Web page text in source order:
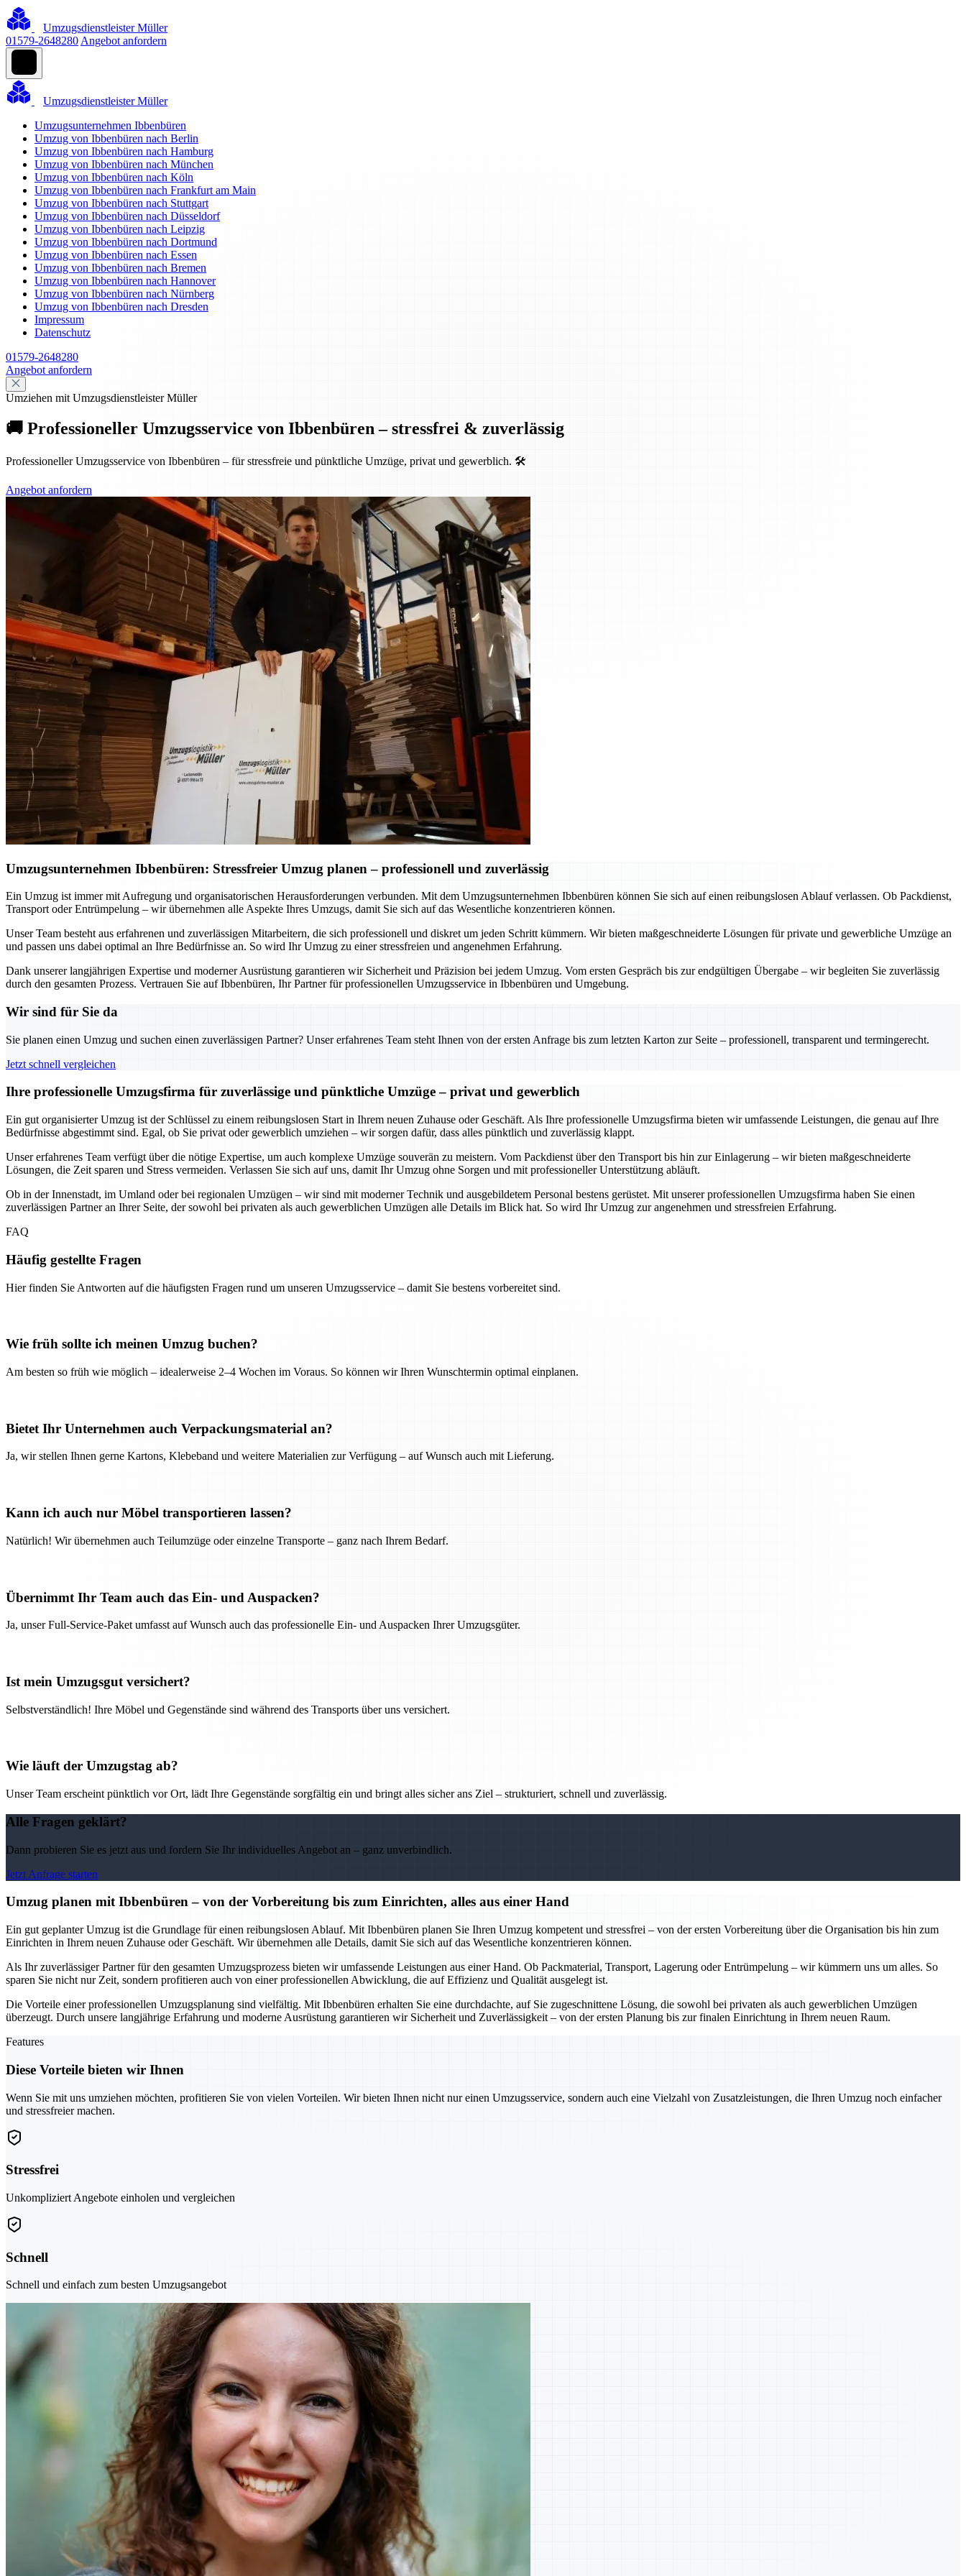
Umzugsdienstleister Müller
01579-2648280 Angebot anfordern
Umzugsdienstleister Müller
Umzugsunternehmen Ibbenbüren
Umzug von Ibbenbüren nach Berlin
Umzug von Ibbenbüren nach Hamburg
Umzug von Ibbenbüren nach München
Umzug von Ibbenbüren nach Köln
Umzug von Ibbenbüren nach Frankfurt am Main
Umzug von Ibbenbüren nach Stuttgart
Umzug von Ibbenbüren nach Düsseldorf
Umzug von Ibbenbüren nach Leipzig
Umzug von Ibbenbüren nach Dortmund
Umzug von Ibbenbüren nach Essen
Umzug von Ibbenbüren nach Bremen
Umzug von Ibbenbüren nach Hannover
Umzug von Ibbenbüren nach Nürnberg
Umzug von Ibbenbüren nach Dresden
Impressum
Datenschutz
01579-2648280
Angebot anfordern
Umziehen mit Umzugsdienstleister Müller
🚚 Professioneller Umzugsservice von Ibbenbüren – stressfrei & zuverlässig
Professioneller Umzugsservice von Ibbenbüren – für stressfreie und pünktliche Umzüge, privat und gewerblich. 🛠️
Angebot anfordern
Umzugsunternehmen Ibbenbüren: Stressfreier Umzug planen – professionell und zuverlässig
Ein Umzug ist immer mit Aufregung und organisatorischen Herausforderungen verbunden. Mit dem Umzugsunternehmen Ibbenbüren können Sie sich auf einen reibungslosen Ablauf verlassen. Ob Packdienst,
Transport oder Entrümpelung – wir übernehmen alle Aspekte Ihres Umzugs, damit Sie sich auf das Wesentliche konzentrieren können.
Unser Team besteht aus erfahrenen und zuverlässigen Mitarbeitern, die sich professionell und diskret um jeden Schritt kümmern. Wir bieten maßgeschneiderte Lösungen für private und gewerbliche Umzüge an
und passen uns dabei optimal an Ihre Bedürfnisse an. So wird Ihr Umzug zu einer stressfreien und angenehmen Erfahrung.
Dank unserer langjährigen Expertise und moderner Ausrüstung garantieren wir Sicherheit und Präzision bei jedem Umzug. Vom ersten Gespräch bis zur endgültigen Übergabe – wir begleiten Sie zuverlässig
durch den gesamten Prozess. Vertrauen Sie auf Ibbenbüren, Ihr Partner für professionellen Umzugsservice in Ibbenbüren und Umgebung.
Wir sind für Sie da
Sie planen einen Umzug und suchen einen zuverlässigen Partner? Unser erfahrenes Team steht Ihnen von der ersten Anfrage bis zum letzten Karton zur Seite – professionell, transparent und termingerecht.
Jetzt schnell vergleichen
Ihre professionelle Umzugsfirma für zuverlässige und pünktliche Umzüge – privat und gewerblich
Ein gut organisierter Umzug ist der Schlüssel zu einem reibungslosen Start in Ihrem neuen Zuhause oder Geschäft. Als Ihre professionelle Umzugsfirma bieten wir umfassende Leistungen, die genau auf Ihre
Bedürfnisse abgestimmt sind. Egal, ob Sie privat oder gewerblich umziehen – wir sorgen dafür, dass alles pünktlich und zuverlässig klappt.
Unser erfahrenes Team verfügt über die nötige Expertise, um auch komplexe Umzüge souverän zu meistern. Vom Packdienst über den Transport bis hin zur Einlagerung – wir bieten maßgeschneiderte
Lösungen, die Zeit sparen und Stress vermeiden. Verlassen Sie sich auf uns, damit Ihr Umzug ohne Sorgen und mit professioneller Unterstützung abläuft.
Ob in der Innenstadt, im Umland oder bei regionalen Umzügen – wir sind mit moderner Technik und ausgebildetem Personal bestens gerüstet. Mit unserer professionellen Umzugsfirma haben Sie einen
zuverlässigen Partner an Ihrer Seite, der sowohl bei privaten als auch gewerblichen Umzügen alle Details im Blick hat. So wird Ihr Umzug zur angenehmen und stressfreien Erfahrung.
FAQ
Häufig gestellte Fragen
Hier finden Sie Antworten auf die häufigsten Fragen rund um unseren Umzugsservice – damit Sie bestens vorbereitet sind.
Wie früh sollte ich meinen Umzug buchen?
Am besten so früh wie möglich – idealerweise 2–4 Wochen im Voraus. So können wir Ihren Wunschtermin optimal einplanen.
Bietet Ihr Unternehmen auch Verpackungsmaterial an?
Ja, wir stellen Ihnen gerne Kartons, Klebeband und weitere Materialien zur Verfügung – auf Wunsch auch mit Lieferung.
Kann ich auch nur Möbel transportieren lassen?
Natürlich! Wir übernehmen auch Teilumzüge oder einzelne Transporte – ganz nach Ihrem Bedarf.
Übernimmt Ihr Team auch das Ein- und Auspacken?
Ja, unser Full-Service-Paket umfasst auf Wunsch auch das professionelle Ein- und Auspacken Ihrer Umzugsgüter.
Ist mein Umzugsgut versichert?
Selbstverständlich! Ihre Möbel und Gegenstände sind während des Transports über uns versichert.
Wie läuft der Umzugstag ab?
Unser Team erscheint pünktlich vor Ort, lädt Ihre Gegenstände sorgfältig ein und bringt alles sicher ans Ziel – strukturiert, schnell und zuverlässig.
Alle Fragen geklärt?
Dann probieren Sie es jetzt aus und fordern Sie Ihr individuelles Angebot an – ganz unverbindlich.
Jetzt Anfrage starten
Umzug planen mit Ibbenbüren – von der Vorbereitung bis zum Einrichten, alles aus einer Hand
Ein gut geplanter Umzug ist die Grundlage für einen reibungslosen Ablauf. Mit Ibbenbüren planen Sie Ihren Umzug kompetent und stressfrei – von der ersten Vorbereitung über die Organisation bis hin zum
Einrichten in Ihrem neuen Zuhause oder Geschäft. Wir übernehmen alle Details, damit Sie sich auf das Wesentliche konzentrieren können.
Als Ihr zuverlässiger Partner für den gesamten Umzugsprozess bieten wir umfassende Leistungen aus einer Hand. Ob Packmaterial, Transport, Lagerung oder Entrümpelung – wir kümmern uns um alles. So
sparen Sie nicht nur Zeit, sondern profitieren auch von einer professionellen Abwicklung, die auf Effizienz und Qualität ausgelegt ist.
Die Vorteile einer professionellen Umzugsplanung sind vielfältig. Mit Ibbenbüren erhalten Sie eine durchdachte, auf Sie zugeschnittene Lösung, die sowohl bei privaten als auch gewerblichen Umzügen
überzeugt. Durch unsere langjährige Erfahrung und moderne Ausrüstung garantieren wir Sicherheit und Zuverlässigkeit – von der ersten Planung bis zur finalen Einrichtung in Ihrem neuen Raum.
Features
Diese Vorteile bieten wir Ihnen
Wenn Sie mit uns umziehen möchten, profitieren Sie von vielen Vorteilen. Wir bieten Ihnen nicht nur einen Umzugsservice, sondern auch eine Vielzahl von Zusatzleistungen, die Ihren Umzug noch einfacher
und stressfreier machen.
Stressfrei
Unkompliziert Angebote einholen und vergleichen
Schnell
Schnell und einfach zum besten Umzugsangebot